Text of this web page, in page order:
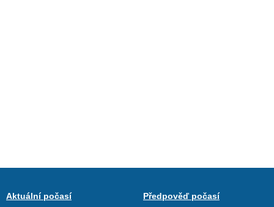
Aktuální počasí
Předpověď počasí